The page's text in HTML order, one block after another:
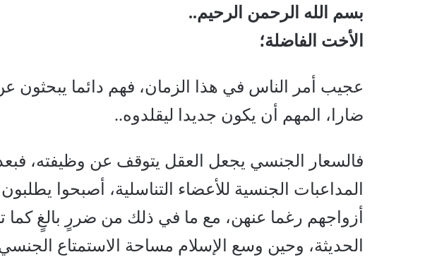
بسم الله الرحمن الرحيم..
الأخت الفاضلة؛
عجيب أمر الناس في هذا الزمان، فهم دائما يبحثون
ضارا، المهم أن يكون جديدا ليقلدوه..
فالسعار الجنسي يجعل العقل يتوقف عن وظيفته،
المداعبات الجنسية للأعضاء التناسلية، أصبحوا
أزواجهم رغما عنهن، مع ما في ذلك من ضررٍ بالغٍ كما
الحديثة، وحين وسع الإسلام مساحة الاستمتاع الجنسي